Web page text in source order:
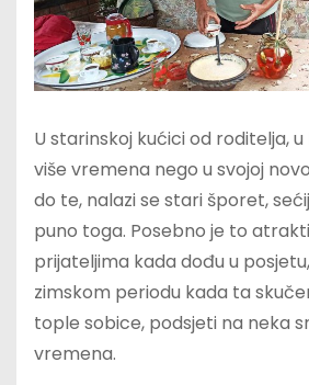
U starinskoj kućici od roditelja,
više vremena nego u svojoj
do te, nalazi se stari šporet,
puno toga. Posebno je to
prijateljima kada dođu u
zimskom periodu kada ta
tople sobice, podsjeti na neka
vremena.